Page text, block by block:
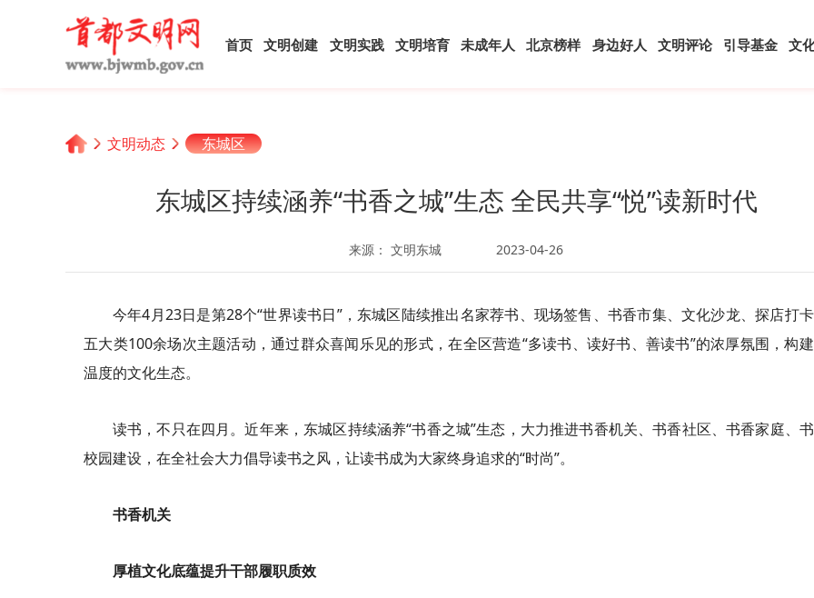
首页 文明创建 文明实践 文明培育 未成年人 北京榜样 身边好人 文明评论 引导基金 文
文明动态 东城区
东城区持续涵养“书香之城”生态 全民共享“悦”读新时代
来源： 文明东城 2023-04-26
今年4月23日是第28个“世界读书日”，东城区陆续推出名家荐书、现场签售、书香市集、文化沙龙、探店打
五大类100余场次主题活动，通过群众喜闻乐见的形式，在全区营造“多读书、读好书、善读书”的浓厚氛围，构
温度的文化生态。
读书，不只在四月。近年来，东城区持续涵养“书香之城”生态，大力推进书香机关、书香社区、书香家庭、
校园建设，在全社会大力倡导读书之风，让读书成为大家终身追求的“时尚”。
书香机关
厚植文化底蕴提升干部履职质效